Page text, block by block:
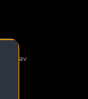
bil av